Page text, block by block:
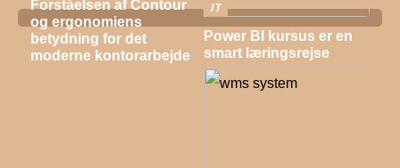
Forståelsen af Contour
og ergonomiens
betydning for det
moderne kontorarbejde
IT
Power BI kursus er en
smart læringsrejse